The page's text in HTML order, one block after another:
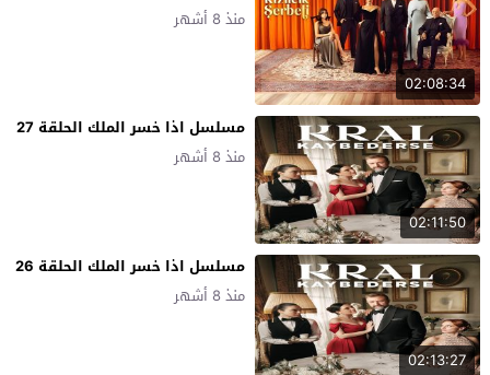
02:08:34
منذ 8 أشهر
02:11:50
مسلسل اذا خسر الملك الحلقة 27
منذ 8 أشهر
02:13:27
مسلسل اذا خسر الملك الحلقة 26
منذ 8 أشهر